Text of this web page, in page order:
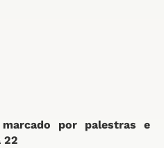
por palestras e
22